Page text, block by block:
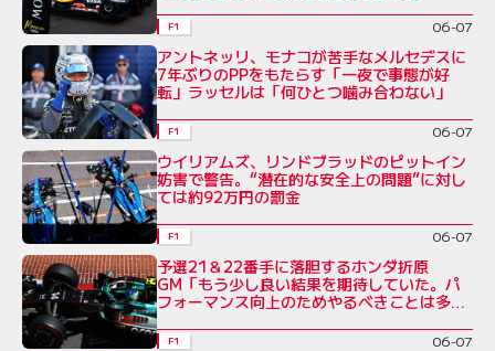
F1 06-07
アントネッリ、モナコが苦手なメルセデスに
7年ぶりのPPをもたらす「一夜で事態が好
転」ラッセルは「何ひとつ噛み合わない」
F1 06-07
ウイリアムズ、リンドブラッドのピットイン
妨害で警告。“潜在的な安全上の問題”に対し
ては約92万円の罰金
F1 06-07
予選21＆22番手に落胆するホンダ折原
GM「もう少し良い結果を期待していた。パ
フォーマンス向上のためやるべきことは多
F1 06-07